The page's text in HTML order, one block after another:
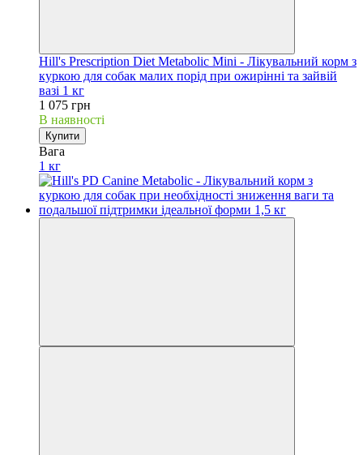
Hill's Prescription Diet Metabolic Mini - Лікувальний корм з
куркою для собак малих порід при ожирінні та зайвій
вазі 1 кг
1 075 грн
В наявності
Купити
Вага
1 кг